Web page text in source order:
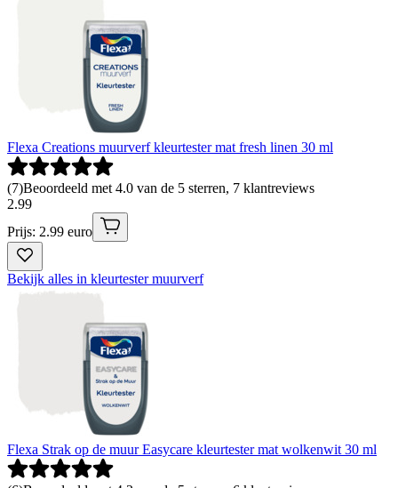
Flexa Creations muurverf kleurtester mat fresh linen 30 ml
(7)Beoordeeld met 4.0 van de 5 sterren, 7 klantreviews
2.99
Prijs: 2.99 euro
Bekijk alles in kleurtester muurverf
Flexa Strak op de muur Easycare kleurtester mat wolkenwit 30 ml